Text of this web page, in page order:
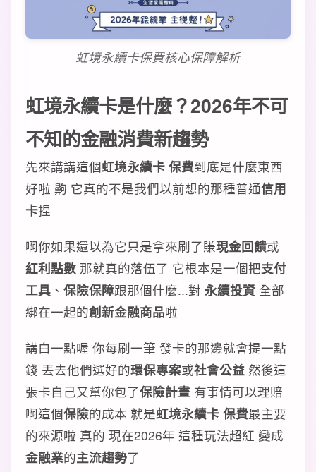
虹境永續卡保費核心保障解析
虹境永續卡是什麼？2026年不可
不知的金融消費新趨勢
先來講講這個虹境永續卡 保費到底是什麼東西
好啦 齁 它真的不是我們以前想的那種普通信用
卡捏
啊你如果還以為它只是拿來刷了賺現金回饋或
紅利點數 那就真的落伍了 它根本是一個把支付
工具 、 保險保障跟那個什麼...對 永續投資 全部
綁在一起的創新金融商品啦
講白一點喔 你每刷一筆 發卡的那邊就會提一點
錢 丟去他們選好的環保專案或社會公益 然後這
張卡自己又幫你包了保險計畫 有事情可以理賠
啊這個保險的成本 就是虹境永續卡 保費最主要
的來源啦 真的 現在2026年 這種玩法超紅 變成
金融業的主流趨勢了